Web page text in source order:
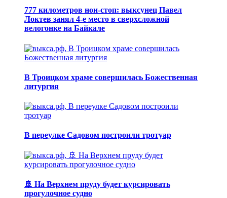
777 километров нон-стоп: выксунец Павел
Локтев занял 4-е место в сверхсложной
велогонке на Байкале
В Троицком храме совершилась Божественная
литургия
В переулке Садовом построили тротуар
🚢 На Верхнем пруду будет курсировать
прогулочное судно